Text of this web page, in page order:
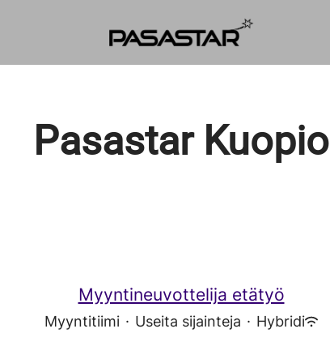
Pasastar Kuopio
Myyntineuvottelija etätyö
Myyntitiimi · Useita sijainteja · Hybridi